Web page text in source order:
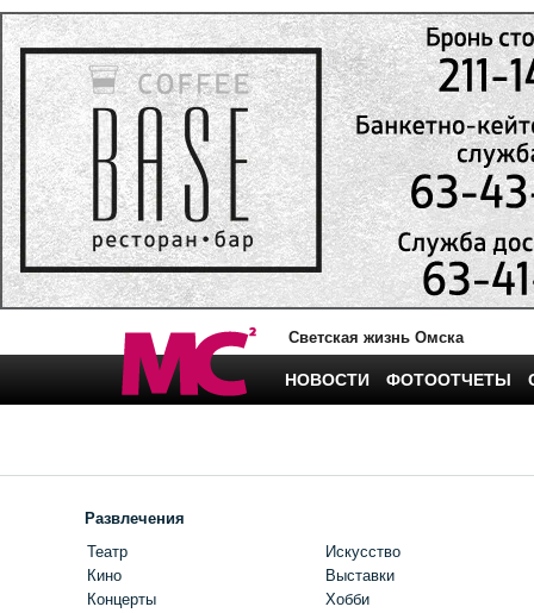
Светская жизнь Омска
НОВОСТИ ФОТООТЧЕТЫ
Развлечения
Театр
Кино
Концерты
Искусство
Выставки
Хобби